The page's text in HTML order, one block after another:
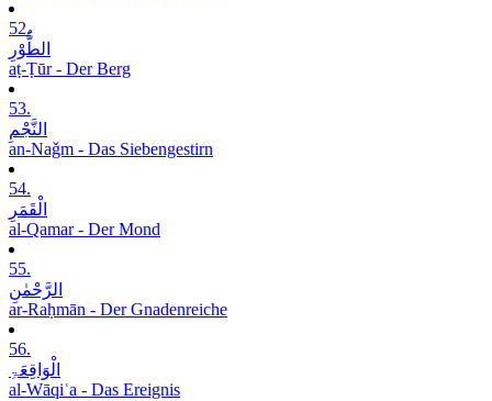
52.
الطُّوْرِ
aṭ-Ṭūr - Der Berg
53.
النَّجْمِ
an-Naǧm - Das Siebengestirn
54.
الْقَمَرِ
al-Qamar - Der Mond
55.
الرَّحْمٰنِ
ar-Raḥmān - Der Gnadenreiche
56.
الْوَاقِعَۃِ
al-Wāqiʿa - Das Ereignis